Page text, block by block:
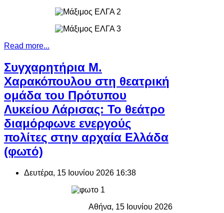
Read more...
Συγχαρητήρια Μ.
Χαρακόπουλου στη θεατρική
ομάδα του Πρότυπου
Λυκείου Λάρισας: Το θεάτρο
διαμόρφωνε ενεργούς
πολίτες στην αρχαία Ελλάδα
(φωτό)
Δευτέρα, 15 Ιουνίου 2026 16:38
Αθήνα, 15 Ιουνίου 2026